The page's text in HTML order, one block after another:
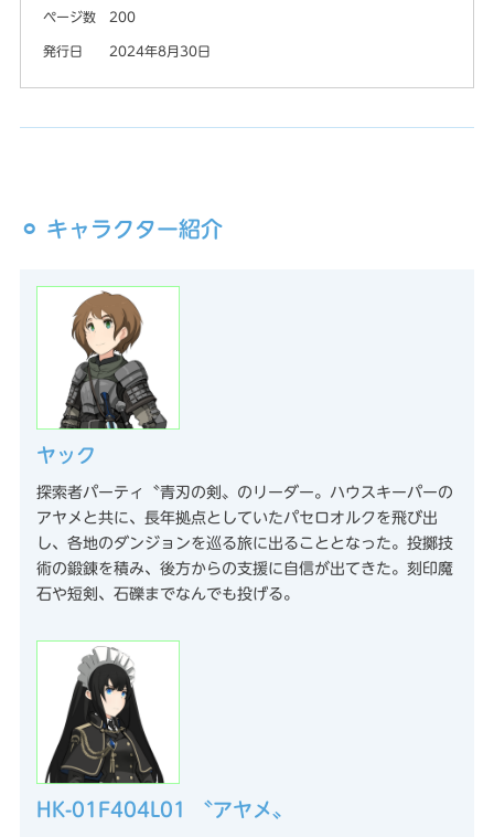
⚪︎ キャラクター紹介
ヤック
探索者パーティ〝青刃の剣〟のリーダー。ハウスキーパーの
アヤメと共に、長年拠点としていたパセロオルクを飛び出
し、各地のダンジョンを巡る旅に出ることとなった。投擲技
術の鍛錬を積み、後方からの支援に自信が出てきた。刻印魔
石や短剣、石礫までなんでも投げる。
HK-01F404L01 〝アヤメ〟
ページ数 200
発行日 2024年8月30日